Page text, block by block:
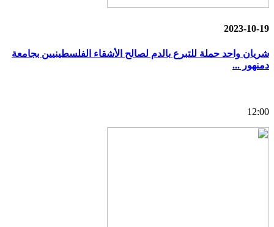
2023-10-19
شريان واحد حملة للتبرع بالدم لصالح الأشقاء الفلسطينيين بجامعة
دمنهور ...
12:00